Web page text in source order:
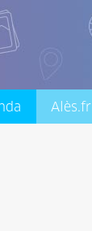
Alès.fr